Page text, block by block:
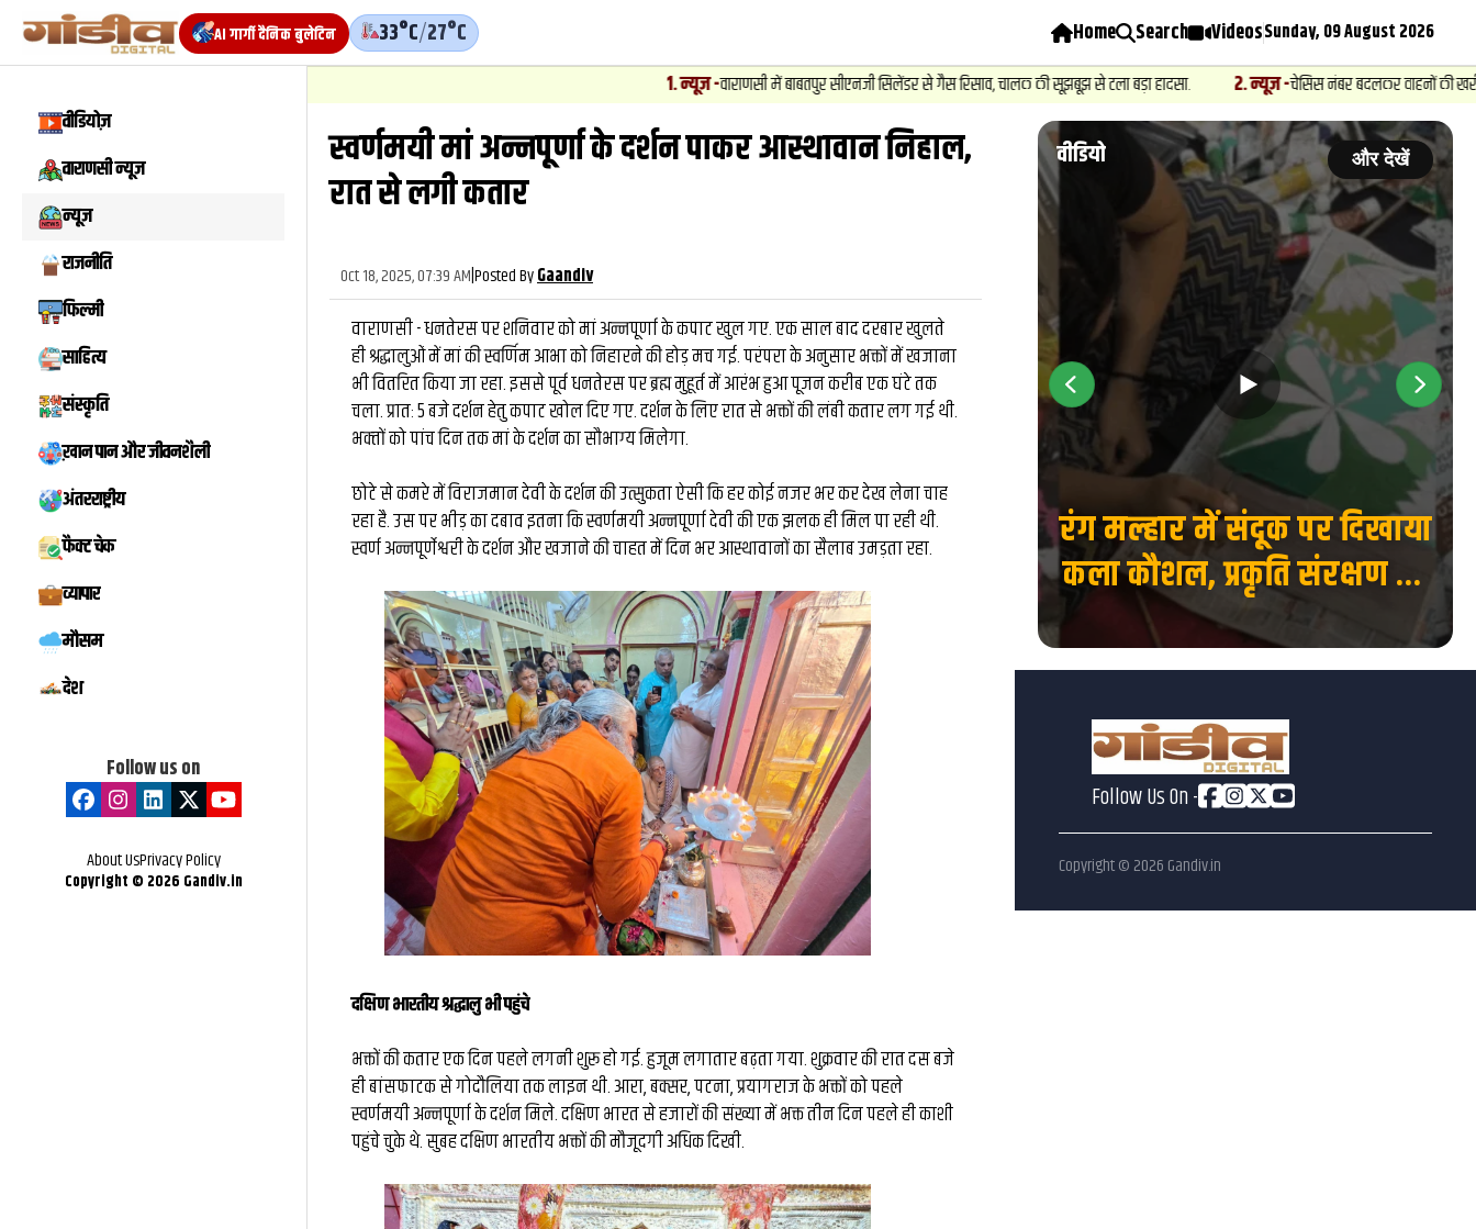
AI गार्गी दैनिक बुलेटिन 33°C/27°C Home Search VideosSunday, 09 August 2026
वाराणसी में बाबतपुर सीएनजी सिलेंडर से गैस रिसाव, चालक की सूझबूझ से टला बड़ा हादसा. 2.न्यूज़-चेसिस नंबर बदलकर वाहनों की खरीद फरोख्‍त का
वीडियोज़
वाराणसी न्यूज़
न्यूज़
राजनीति
फिल्मी
साहित्य
संस्कृति
ख़ान पान और जीवनशैली
अंतरराष्ट्रीय
फैक्ट चेक
व्यापार
मौसम
देश
Follow us on
About UsPrivacy Policy
Copyright © 2026 Gandiv.in
स्वर्णमयी मां अन्नपूर्णा के दर्शन पाकर आस्थावान निहाल,
रात से लगी कतार
Oct 18, 2025, 07:39 AM|Posted ByGaandiv
वाराणसी - धनतेरस पर शनिवार को मां अन्नपूर्णा के कपाट खुल गए. एक साल बाद दरबार खुलते
ही श्रद्धालुओं में मां की स्वर्णिम आभा को निहारने की होड़ मच गई. परंपरा के अनुसार भक्तों में खजाना
भी वितरित किया जा रहा. इससे पूर्व धनतेरस पर ब्रह्म मुहूर्त में आरंभ हुआ पूजन करीब एक घंटे तक
चला. प्रातः 5 बजे दर्शन हेतु कपाट खोल दिए गए. दर्शन के लिए रात से भक्तों की लंबी कतार लग गई थी.
भक्‍तों को पांच दिन तक मां के दर्शन का सौभाग्‍य मिलेगा.
छोटे से कमरे में विराजमान देवी के दर्शन की उत्सुकता ऐसी कि हर कोई नजर भर कर देख लेना चाह
रहा है. उस पर भीड़ का दबाव इतना कि स्वर्णमयी अन्नपूर्णा देवी की एक झलक ही मिल पा रही थी.
स्वर्ण अन्नपूर्णेश्वरी के दर्शन और खजाने की चाहत में दिन भर आस्थावानों का सैलाब उमड़ता रहा.
दक्षिण भारतीय श्रद्धालु भी पहुंचे
भक्तों की कतार एक दिन पहले लगनी शुरू हो गई. हुजूम लगातार बढ़ता गया. शुक्रवार की रात दस बजे
ही बांसफाटक से गोदौलिया तक लाइन थी. आरा, बक्सर, पटना, प्रयागराज के भक्तों को पहले
स्वर्णमयी अन्नपूर्णा के दर्शन मिले. दक्षिण भारत से हजारों की संख्या में भक्त तीन दिन पहले ही काशी
पहुंचे चुके थे. सुबह दक्षिण भारतीय भक्तों की मौजूदगी अधिक दिखी.
वीडियो और देखें
मिस्टर बीस्ट से दो घंटे की
बातचीत, फिर छोड़ी ₹26 लाख की
नौकरी: कैसे हैरी उप्पल बने देश
के बड़े फूड व्लॉगर...
वीडियो और देखें
रंग मल्हार में संदूक पर दिखाया
कला कौशल, प्रकृति संरक्षण का
दिया संदेश...
Follow Us On -
Copyright © 2026 Gandiv.in